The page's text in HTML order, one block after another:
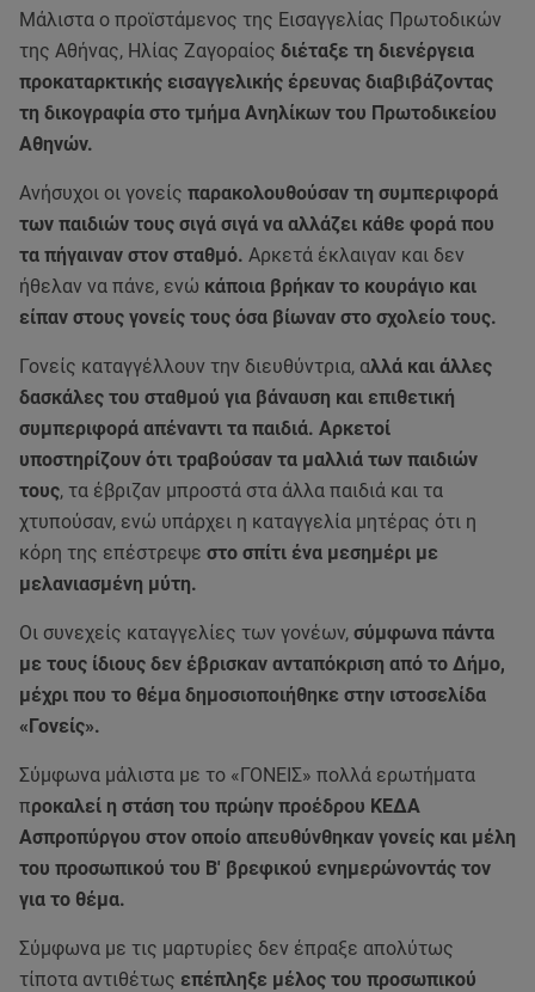
Μάλιστα ο προϊστάμενος της Εισαγγελίας Πρωτοδικών
της Αθήνας, Ηλίας Ζαγοραίος διέταξε τη διενέργεια
προκαταρκτικής εισαγγελικής έρευνας διαβιβάζοντας
τη δικογραφία στο τμήμα Ανηλίκων του Πρωτοδικείου
Αθηνών.
Ανήσυχοι οι γονείς παρακολουθούσαν τη συμπεριφορά
των παιδιών τους σιγά σιγά να αλλάζει κάθε φορά που
τα πήγαιναν στον σταθμό. Αρκετά έκλαιγαν και δεν
ήθελαν να πάνε, ενώ κάποια βρήκαν το κουράγιο και
είπαν στους γονείς τους όσα βίωναν στο σχολείο τους.
Γονείς καταγγέλλουν την διευθύντρια, αλλά και άλλες
δασκάλες του σταθμού για βάναυση και επιθετική
συμπεριφορά απέναντι τα παιδιά. Αρκετοί
υποστηρίζουν ότι τραβούσαν τα μαλλιά των παιδιών
τους, τα έβριζαν μπροστά στα άλλα παιδιά και τα
χτυπούσαν, ενώ υπάρχει η καταγγελία μητέρας ότι η
κόρη της επέστρεψε στο σπίτι ένα μεσημέρι με
μελανιασμένη μύτη.
Οι συνεχείς καταγγελίες των γονέων, σύμφωνα πάντα
με τους ίδιους δεν έβρισκαν ανταπόκριση από το Δήμο,
μέχρι που το θέμα δημοσιοποιήθηκε στην ιστοσελίδα
«Γονείς».
Σύμφωνα μάλιστα με το «ΓΟΝΕΙΣ» πολλά ερωτήματα
προκαλεί η στάση του πρώην προέδρου ΚΕΔΑ
Ασπροπύργου στον οποίο απευθύνθηκαν γονείς και μέλη
του προσωπικού του Β' βρεφικού ενημερώνοντάς τον
για το θέμα.
Σύμφωνα με τις μαρτυρίες δεν έπραξε απολύτως
τίποτα αντιθέτως επέπληξε μέλος του προσωπικού